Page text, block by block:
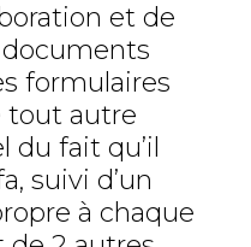
et de
documents
formulaires
tout autre
fait qu’il
suivi d’un
à chaque